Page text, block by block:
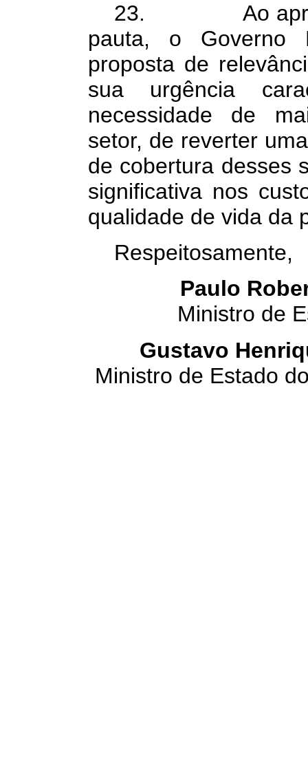
23. Ao
pauta, o Governo
proposta de
sua urgência
necessidade de
setor, de reverter
de cobertura desses
significativa nos
qualidade de vida da
Respeitosamente,
Paulo
Ministro de
Gustavo
Ministro de Estado